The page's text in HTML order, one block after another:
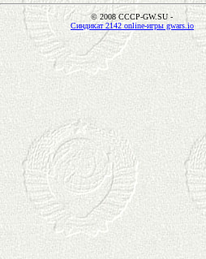
© 2008 CCCP-GW.SU -
Синдикат 2142 online-игры gwars.io